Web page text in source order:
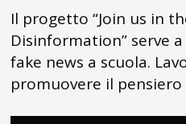
Il progetto “Join us in
Disinformation” serve
fake news a scuola.
promuovere il